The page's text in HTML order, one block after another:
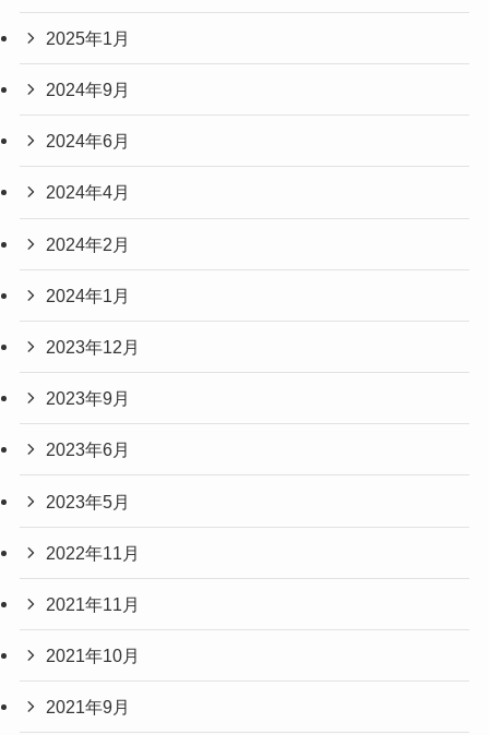
2025年1月
2024年9月
2024年6月
2024年4月
2024年2月
2024年1月
2023年12月
2023年9月
2023年6月
2023年5月
2022年11月
2021年11月
2021年10月
2021年9月